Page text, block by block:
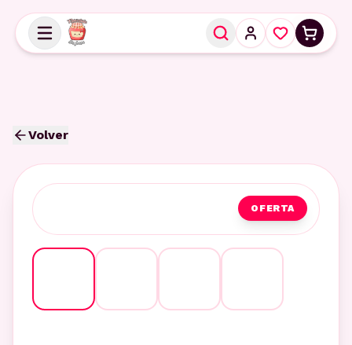
Volver
OFERTA